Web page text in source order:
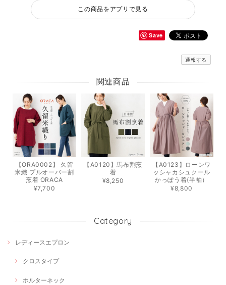
この商品をアプリで見る
Save
通報する
関連商品
【ORA0002】 久留
米織 プルオーバー割
烹着 ORACA
¥7,700
【A0120】馬布割烹
着
¥8,250
【A0123】ローンワ
ッシャカシュクール
かっぽう着(半袖）
¥8,800
Category
レディースエプロン
クロスタイプ
ホルターネック